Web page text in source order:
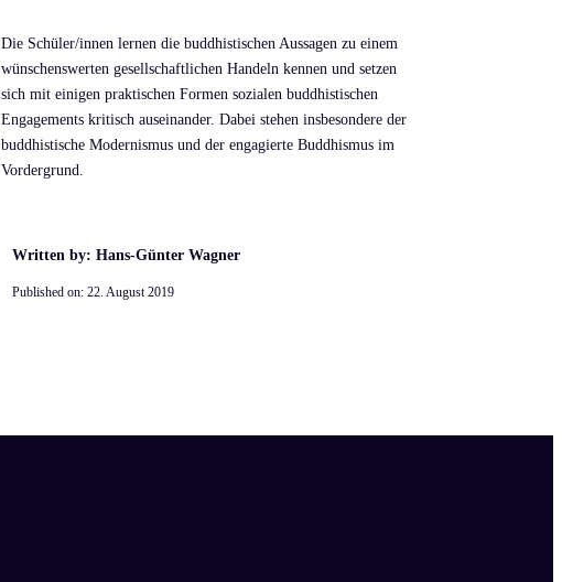
Die Schüler/innen lernen die buddhistischen Aussagen zu einem
wünschenswerten gesellschaftlichen Handeln kennen und setzen
sich mit einigen praktischen Formen sozialen buddhistischen
Engagements kritisch auseinander. Dabei stehen insbesondere der
buddhistische Modernismus und der engagierte Buddhismus im
Vordergrund.
Written by: Hans-Günter Wagner
Published on: 22. August 2019